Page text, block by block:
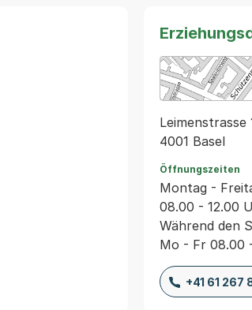
Leimenstrasse
4001 Basel
Öffnungszeiten
Montag -
08.00 - 12.00
Während den
Mo - Fr 08.00
+41 61 267